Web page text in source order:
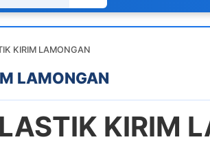
KIRIM LAMONGAN
LAMONGAN
KIRIM